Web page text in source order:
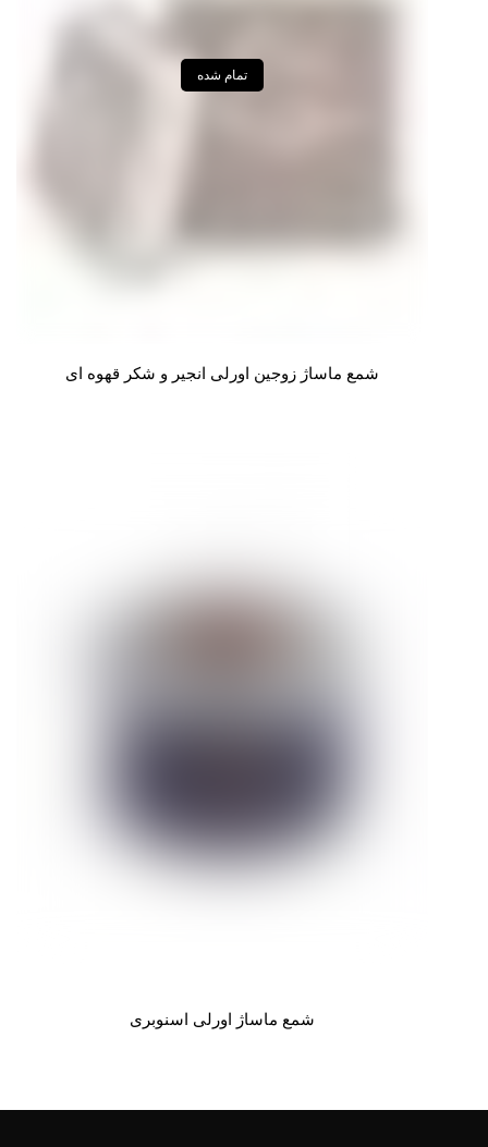
تمام شده
شمع ماساژ زوجین اورلی انجیر و شکر قهوه ای
شمع ماساژ اورلی اسنوبری